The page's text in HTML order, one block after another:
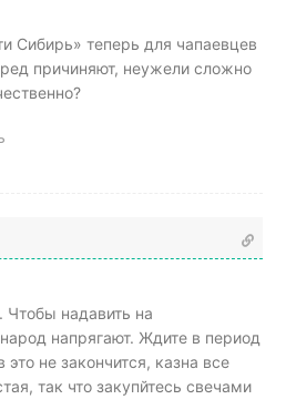
Сибирь» теперь для чапаевцев
причиняют, неужели сложно
Чтобы надавить на
напрягают. Ждите в период
не закончится, казна все
так что закупйтесь свечами